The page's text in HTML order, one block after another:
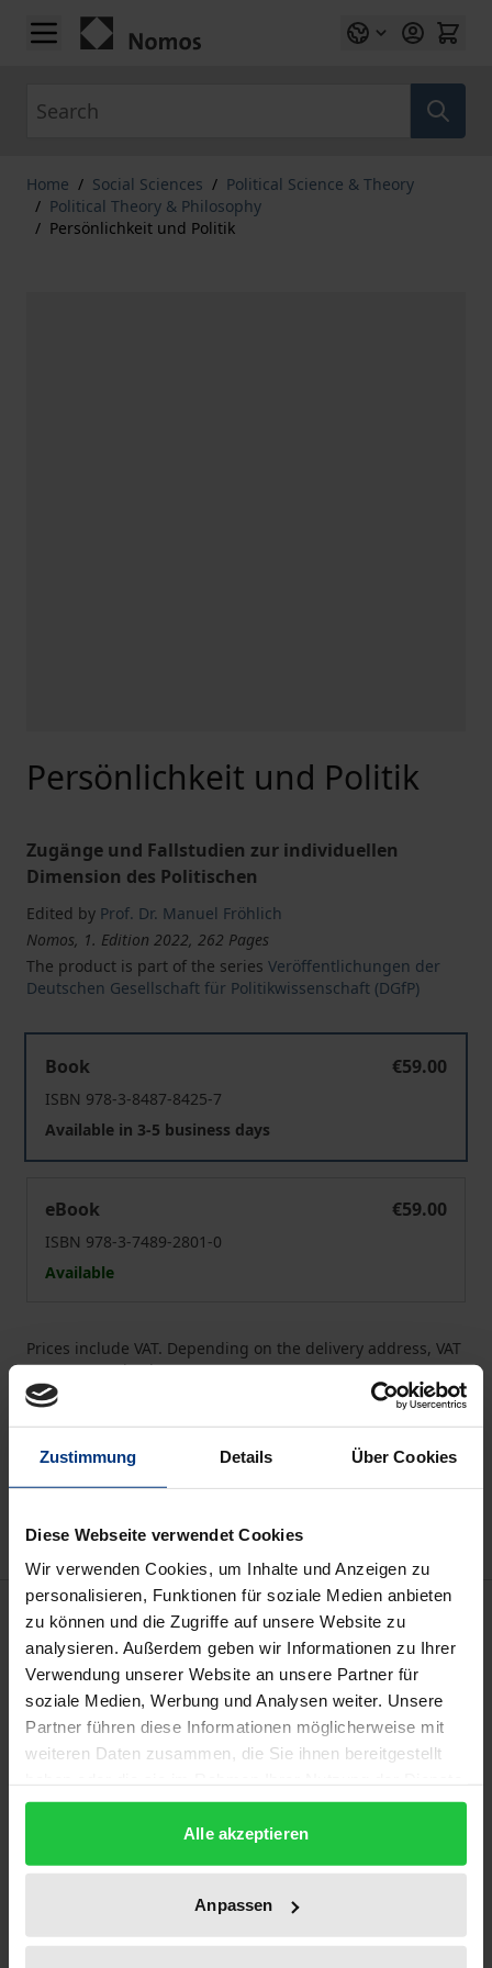
Zustimmung Details Über Cookies
Diese Webseite verwendet Cookies
Wir verwenden Cookies, um Inhalte und Anzeigen zu
personalisieren, Funktionen für soziale Medien anbieten
zu können und die Zugriffe auf unsere Website zu
analysieren. Außerdem geben wir Informationen zu Ihrer
Verwendung unserer Website an unsere Partner für
soziale Medien, Werbung und Analysen weiter. Unsere
Partner führen diese Informationen möglicherweise mit
weiteren Daten zusammen, die Sie ihnen bereitgestellt
gesammelt haben.
Alle akzeptieren
Anpassen
Skip to Content
Home / Social Sciences / Political Science & Theory
/ Political Theory & Philosophy
/ Persönlichkeit und Politik
Persönlichkeit und Politik
Zugänge und Fallstudien zur individuellen
Dimension des Politischen
Edited by Prof. Dr. Manuel Fröhlich
Nomos, 1. Edition 2022, 262 Pages
The product is part of the series Veröffentlichungen der
Deutschen Gesellschaft für Politikwissenschaft (DGfP)
Book
€59.00
ISBN 978-3-8487-8425-7
Available in 3-5 business days
eBook
€59.00
ISBN 978-3-7489-2801-0
Available
Prices include VAT. Depending on the delivery address, VAT
may vary at checkout.
Add to Cart
Add to Wish List
Delivery cost notice
Description
Politik wird durch individuelle Persönlichkeiten
gestaltet und geprägt. Gleichzeitig sind politisch
handelnde Persönlichkeiten von strukturellen
Vorgaben des politischen Systems, seiner
Institutionen und Regeln geprägt. Der Band
versammelt unterschiedliche Zugänge und
Fallstudien zur Erfassung dieser Wechselbeziehung.
allen Bereichen der Politikwissenschaft, von der
Politischen Theorie über die Regierungslehre bis hin